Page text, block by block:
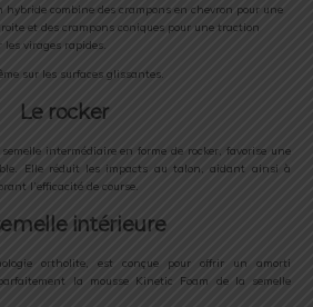
hybride combine des crampons en chevron pour une
et des crampons coniques pour une traction
virages rapides.
sur les surfaces glissantes.
Le rocker
intermédiaire en forme de rocker, favorise une
Elle réduit les impacts au talon, aidant ainsi à
l’efficacité de course.
intérieure
ortholite, est conçue pour offrir un amorti
la mousse Kinetic Foam de la semelle